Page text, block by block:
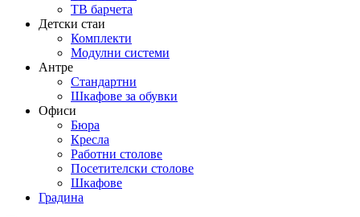
ТВ барчета
Детски стаи
Комплекти
Модулни системи
Антре
Стандартни
Шкафове за обувки
Офиси
Бюра
Кресла
Работни столове
Посетителски столове
Шкафове
Градина